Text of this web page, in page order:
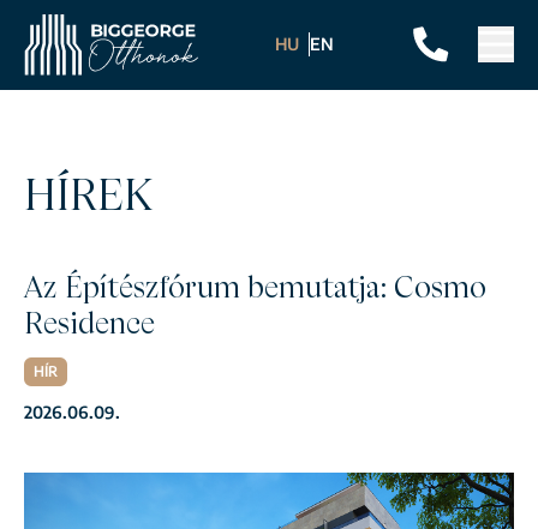
HU EN
HÍREK
Az Építészfórum bemutatja: Cosmo
Residence
HÍR
2026.06.09.